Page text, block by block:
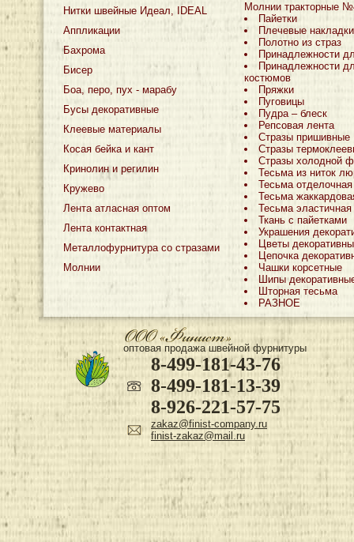
Нитки швейные Идеал, IDEAL
Аппликации
Бахрома
Бисер
Боа, перо, пух - марабу
Бусы декоративные
Клеевые материалы
Косая бейка и кант
Кринолин и регилин
Кружево
Лента атласная оптом
Лента контактная
Металлофурнитура со стразами
Молнии
Молнии тракторные
Пайетки
Плечевые накладки
Полотно из страз
Принадлежности
Принадлежности
костюмов
Пряжки
Пуговицы
Пудра – блеск
Репсовая лента
Стразы пришивные
Стразы
Стразы холодной
Тесьма из ниток
Тесьма отделочная
Тесьма
Тесьма эластичная
Ткань с пайетками
Украшения
Цветы
Цепочка
Чашки корсетные
Шипы
Шторная тесьма
РАЗНОЕ
оптовая продажа швейной фурнитуры
8-499-181-43-76
8-499-181-13-39
8-926-221-57-75
zakaz@finist-company.ru
finist-zakaz@mail.ru